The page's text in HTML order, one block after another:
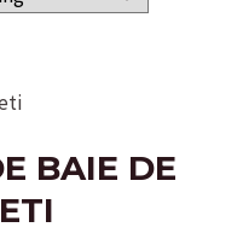
BAIE DE